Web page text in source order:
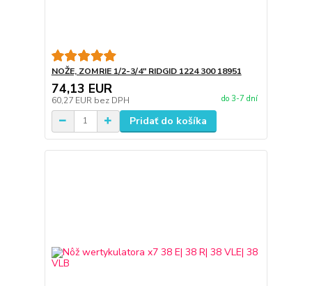
NOŽE, ZOMRIE 1/2-3/4" RIDGID 1224 300 18951
74,13 EUR
60,27 EUR bez DPH do 3-7 dní
Pridať do košíka